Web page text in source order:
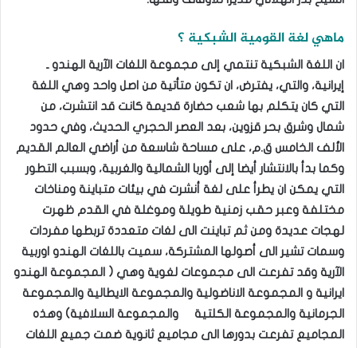
ماهي لغة القومية الشبكية ؟
ان اللغة الشبكية تنتمي إلى مجموعة اللغات الآرية الهندو ـ
إيرانية، والتي، يفترض، ان تكون متأتية من اصل واحد وهي اللغة
التي كان يتكلم بها شعب حضارة قديمة كانت قد انتشرت، من
شمال وشرق بحر قزوين، بعد العصر الحجري الحديث، وفي حدود
الألف الخامس ق.م، على مساحة شاسعة من أراضي العالم القديم
وكما بدأ بالانتشار أيضا إلى أوربا الشمالية والغربية، وبسبب التطور
التي يمكن ان يطرأ على لغة أنشرت في بيئات متباينة ومناخات
مختلفة وعبر حقب زمنية طويلة وموغلة في القدم ظهرت
لهجات عديدة ومن ثم تباينت الى لغات متعددة تربطها مفردات
وسمات تشير الى أصولها المشتركة، سميت باللغات الهندو اوربية
الآرية وقد تفرعت الى مجموعات لغوية وهي ( المجموعة الهندو
ايرانية و المجموعة الاناضولية والمجموعة الايطالية والمجموعة
الجرمانية والمجموعة الكلتية والمجموعة السلافية) وهذه
المجاميع تفرعت بدورها الى مجاميع ثانوية ضمت جميع اللغات